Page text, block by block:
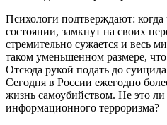
Психологи подтверждают: когда
состоянии, замкнут на своих
стремительно сужается и весь
таком уменьшенном размере,
Отсюда рукой подать до
Сегодня в России ежегодно
жизнь самоубийством. Не это ли
информационного терроризма?